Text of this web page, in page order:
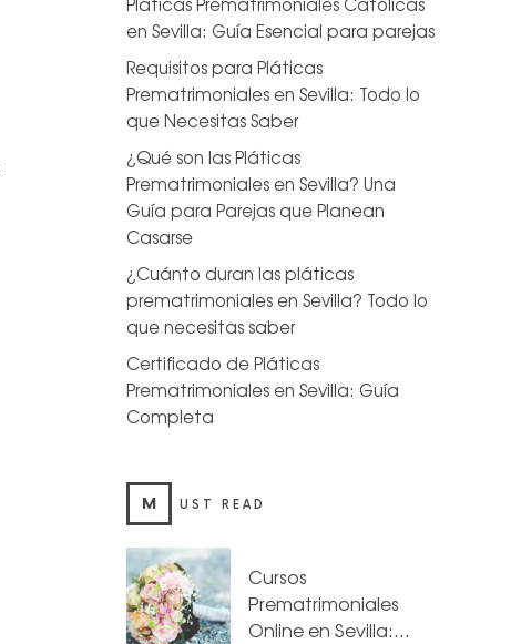
en Sevilla: Guía Esencial para parejas
Requisitos para Pláticas
Prematrimoniales en Sevilla: Todo lo
que Necesitas Saber
¿Qué son las Pláticas
Prematrimoniales en Sevilla? Una
Guía para Parejas que Planean
Casarse
¿Cuánto duran las pláticas
prematrimoniales en Sevilla? Todo lo
que necesitas saber
Certificado de Pláticas
Prematrimoniales en Sevilla: Guía
Completa
M UST READ
Cursos
Prematrimoniales
Online en Sevilla:…